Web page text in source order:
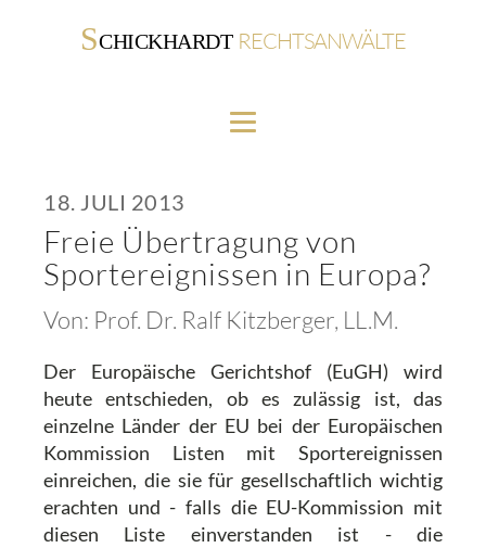
SCHICKHARDT RECHTSANWÄLTE
18. JULI 2013
Freie Übertragung von
Sportereignissen in Europa?
Von: Prof. Dr. Ralf Kitzberger, LL.M.
Der Europäische Gerichtshof (EuGH) wird
heute entschieden, ob es zulässig ist, das
einzelne Länder der EU bei der Europäischen
Kommission Listen mit Sportereignissen
einreichen, die sie für gesellschaftlich wichtig
erachten und - falls die EU-Kommission mit
diesen Liste einverstanden ist - die